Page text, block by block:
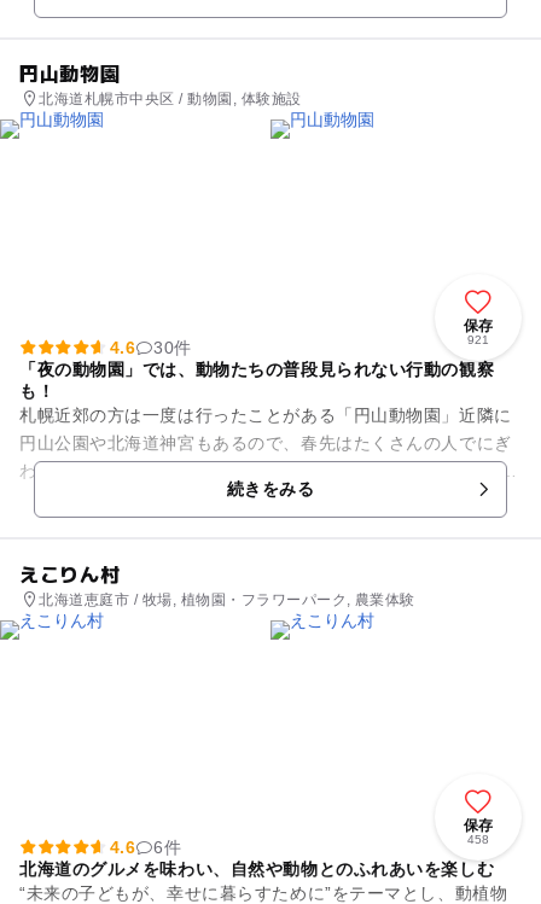
円山動物園
北海道札幌市中央区 / 動物園, 体験施設
保存
921
4.6
30件
「夜の動物園」では、動物たちの普段見られない行動の観察
も！
札幌近郊の方は一度は行ったことがある「円山動物園」近隣に
円山公園や北海道神宮もあるので、春先はたくさんの人でにぎ
わいます。施設内イベントで目玉の夜の動物園。 夜行性の動物
の動きがたくさん見られ...続きをみる
えこりん村
北海道恵庭市 / 牧場, 植物園・フラワーパーク, 農業体験
保存
458
4.6
6件
北海道のグルメを味わい、自然や動物とのふれあいを楽しむ
“未来の子どもが、幸せに暮らすために”をテーマとし、動植物